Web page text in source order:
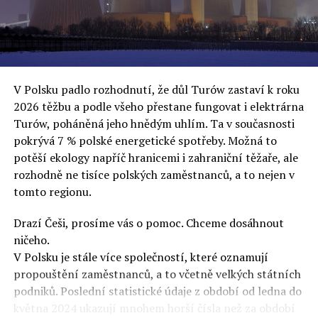
oslovuje své voliče, bublinu šílenců, kteří mu všechno
uvěří a nebudou se ptát na podrobnosti,“ řekl Rafał
Ziemkiewicz, redaktor týdeníku Do Rzeczy a ironicky
dodal: „Když se nynějšímu vedení státního hřebčince
podařilo prodat na aukci 10 plemenných koní za 600
000 euro, bylo to provládními médii oslavované jako
velký úspěch. Za vlády PiS se 14 koní prodalo za 2,5
milionu euro, což bylo stejnou mediální partou
komentováno jako konec polského chovu koní. Ve vidění
kontrolorů činnosti PiS ale určitě šlo při prodeji koní o
praní peněz či jinou nelegální činnost.“
Tuskova čísla jsou ale ujetá i jinde, pokračoval
Ziemkiewicz. „Ve vládní aféře PiS kolem vydávání víz
Tusk tvrdil, že za vlády dnešní opozice se nelegálně
prodalo 600 000 víz do Polska. Byla na to dokonce
vytvořena parlamentní vyšetřovací komise, která přišla
ale pouze na to, že 220 víz do Polska bylo
prostřednictvím úplatků uspíšeno, tedy že víza byla
V Polsku padlo rozhodnutí, že důl Turów zastaví k roku
2026 těžbu a podle všeho přestane fungovat i elektrárna
Turów, poháněná jeho hnědým uhlím. Ta v současnosti
pokrývá 7 % polské energetické spotřeby. Možná to
potěší ekology napříč hranicemi i zahraniční těžaře, ale
rozhodně ne tisíce polských zaměstnanců, a to nejen v
tomto regionu.
Drazí Češi, prosíme vás o pomoc. Chceme dosáhnout
ničeho.
V Polsku je stále více společností, které oznamují
propouštění zaměstnanců, a to včetně velkých státních
podniků. Poslední statistické údaje z období od ledna do
května 2024 ukazují mnohem horší čísla než za období